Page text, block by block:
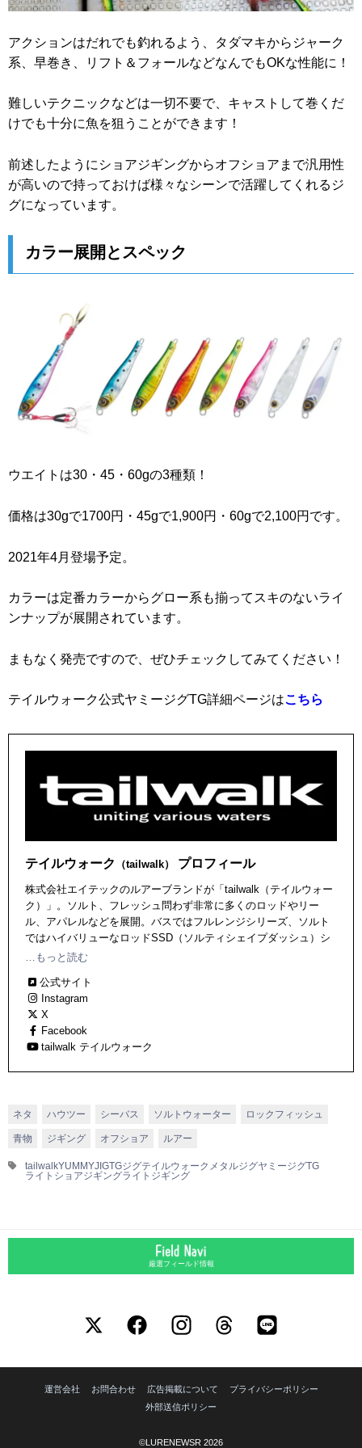
アクションはだれでも釣れるよう、タダマキからジャーク
系、早巻き、リフト＆フォールなどなんでもOKな性能に！
難しいテクニックなどは一切不要で、キャストして巻くだ
けでも十分に魚を狙うことができます！
前述したようにショアジギングからオフショアまで汎用性
が高いので持っておけば様々なシーンで活躍してくれるジ
グになっています。
カラー展開とスペック
ウエイトは30・45・60gの3種類！
価格は30gで1700円・45gで1,900円・60gで2,100円です。
2021年4月登場予定。
カラーは定番カラーからグロー系も揃ってスキのないライ
ンナップが展開されています。
まもなく発売ですので、ぜひチェックしてみてください！
テイルウォーク公式ヤミージグTG詳細ページはこちら
テイルウォーク （tailwalk） プロフィール
株式会社エイテックのルアーブランドが「tailwalk（テイルウォー
ク）」。ソルト、フレッシュ問わず非常に多くのロッドやリー
ル、アパレルなどを展開。バスではフルレンジシリーズ、ソルト
ではハイバリューなロッドSSD（ソルティシェイプダッシュ）シ
リーズや、フラッグシップモデルのTZシリーズなど、ビギナーか
…もっと読む
公式サイト
Instagram
X
Facebook
tailwalk テイルウォーク
ネタ ハウツー シーバス ソルトウォーター ロックフィッシュ
青物 ジギング オフショア ルアー
tailwalkYUMMYJIGTGジグテイルウォーク メタルジグヤミージグTG
ライトショアジギングライトジギング
厳選フィールド情報
運営会社 お問合わせ 広告掲載について
プライバシーポリシー
外部送信ポリシー
©LURENEWSR 2026